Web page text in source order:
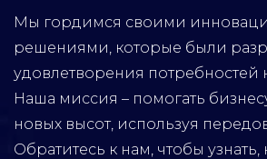
Мы гордимся своими
решениями, которые были
удовлетворения потребностей
Наша миссия – помогать
новых высот, используя
Обратитесь к нам, чтобы